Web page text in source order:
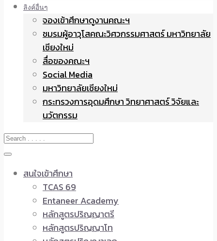
ลิงค์อื่นๆ
จองเข้าศึกษาดูงานคณะฯ
ชมรมผู้อาวุโสคณะวิศวกรรมศาสตร์ มหาวิทยาลัย
เชียงใหม่
สื่อของคณะฯ
Social Media
มหาวิทยาลัยเชียงใหม่
กระทรวงการอุดมศึกษา วิทยาศาสตร์ วิจัยและ
นวัตกรรม
สนใจเข้าศึกษา
TCAS 69
Entaneer Academy
หลักสูตรปริญญาตรี
หลักสูตรปริญญาโท